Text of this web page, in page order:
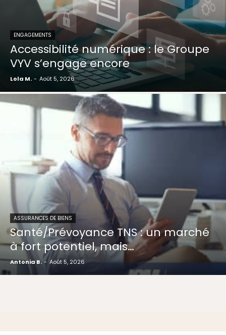
ENGAGEMENTS
Accessibilité numérique : le Groupe
VYV s’engage encore
Lola M. - Août 5, 2026
ASSURANCES DE BIENS
Santé/Prévoyance TNS : un marché
à fort potentiel, mais…
Antonia B. - Août 5, 2026